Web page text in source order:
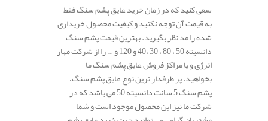
سعی کنید که در زمان خرید عایق پشم سنگ فقط
به قیمت آن توجه نکنید و کیفیت محصول خریداری
شده را مد نظر بگیرید. بهترین قیمت پشم سنگ
دانسیته 50 ، 80 ، 30 ،40 و 120 و … را از شرکت مهار
انرژی و یا مراکز فروش عایق پشم سنگ ما
بخواهید. پر طرفدار ترین نوع عایق پشم سنگ،
پشم سنگ 5 سانت دانسیته 50 می باشد که در
شرکت ما نیز این محصول موجود است و شما